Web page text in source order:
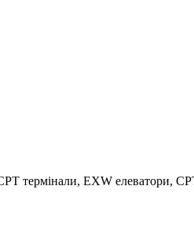
термінали, EXW елеватори,